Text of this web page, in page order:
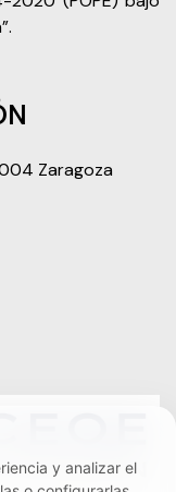
Zaragoza
y analizar el